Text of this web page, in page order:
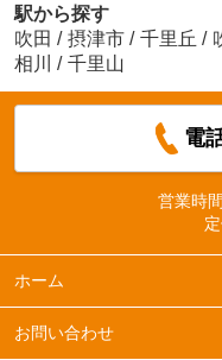
駅から探す
吹田 / 摂津市 / 千里丘 /
相川
/ 千里山
電
営業時間
ホーム
お問い合わせ